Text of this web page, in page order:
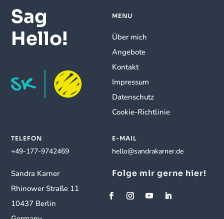
Sag
Hello!
MENU
Über mich
Angebote
Kontakt
Impressum
Datenschutz
Cookie-Richtlinie
TELEFON
+49-177-9742469
Sandra Karner
Rhinower Straße 11
10437 Berlin
E-MAIL
hello@sandrakarner.de
Folge mir gerne hier!